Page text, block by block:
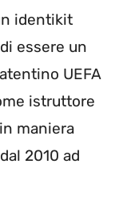
identikit
essere un
UEFA
istruttore
maniera
2010 ad